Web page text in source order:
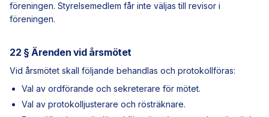
föreningen. Styrelsemedlem får inte väljas till revisor i
föreningen.
22 § Ärenden vid årsmötet
Vid årsmötet skall följande behandlas och protokollföras:
Val av ordförande och sekreterare för mötet.
Val av protokolljusterare och rösträknare.